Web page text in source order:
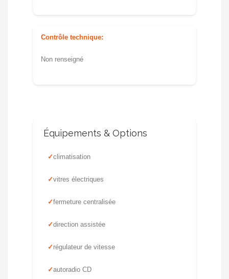
Contrôle technique:
Non renseigné
Équipements & Options
climatisation
vitres électriques
fermeture centralisée
direction assistée
régulateur de vitesse
autoradio CD